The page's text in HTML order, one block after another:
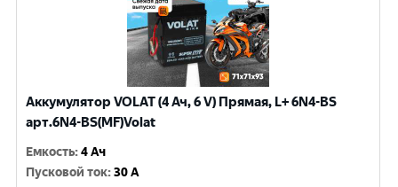
Аккумулятор VOLAT (4 Ач, 6 V) Прямая, L+ 6N4-BS
арт.6N4-BS(MF)Volat
Емкость:4 Ач
Пусковой ток:30 A